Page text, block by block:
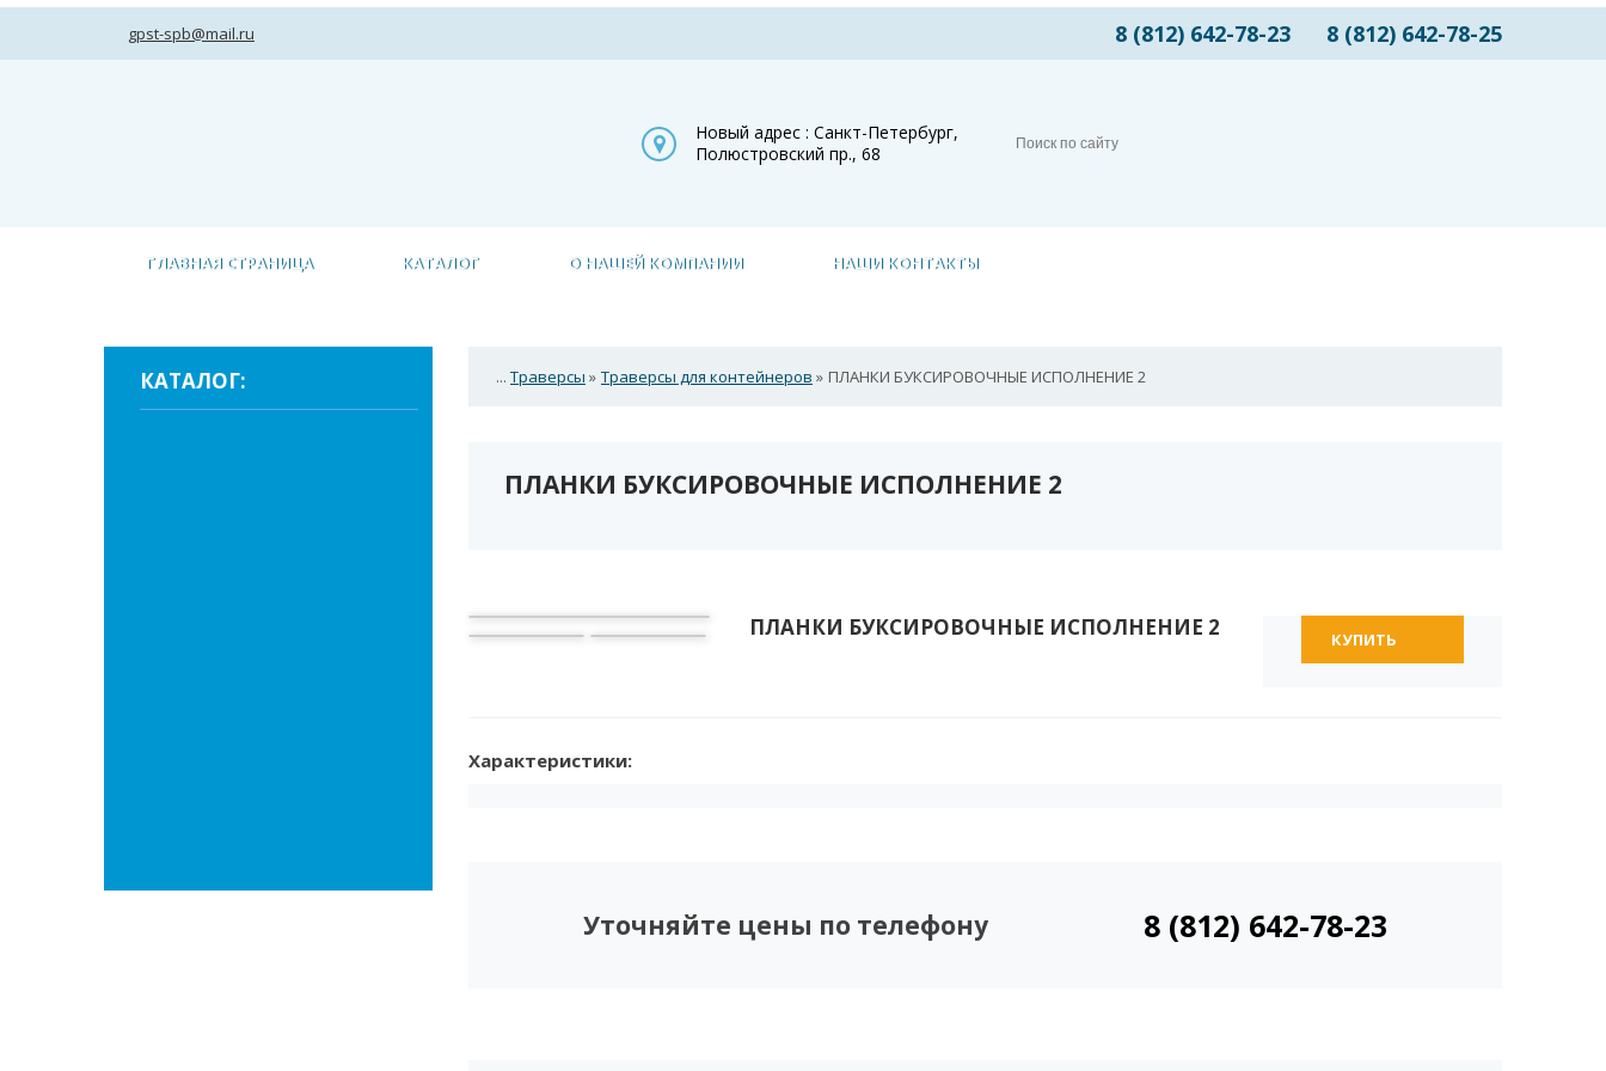
gpst-spb@mail.ru 8 (812) 642-78-25
8 (812) 642-78-23
Новый адрес : Санкт-Петербург,
Полюстровский пр., 68
ГЛАВНАЯ СТРАНИЦА КАТАЛОГ О НАШЕЙ КОМПАНИИ НАШИ КОНТАКТЫ
КАТАЛОГ: ... Траверсы » Траверсы для контейнеров » ПЛАНКИ БУКСИРОВОЧНЫЕ ИСПОЛНЕНИЕ 2
ПЛАНКИ БУКСИРОВОЧНЫЕ ИСПОЛНЕНИЕ 2
ПЛАНКИ БУКСИРОВОЧНЫЕ ИСПОЛНЕНИЕ 2 КУПИТЬ
Характеристики:
Уточняйте цены по телефону 8 (812) 642-78-23